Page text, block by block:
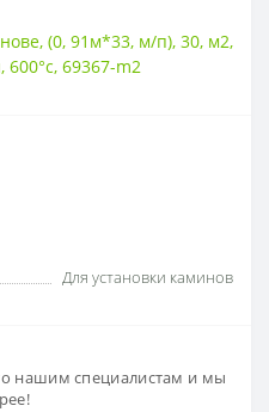
, (0, 91м*33, м/п), 30, м2,
, 600°c, 69367-m2
Для установки каминов
нашим специалистам и мы